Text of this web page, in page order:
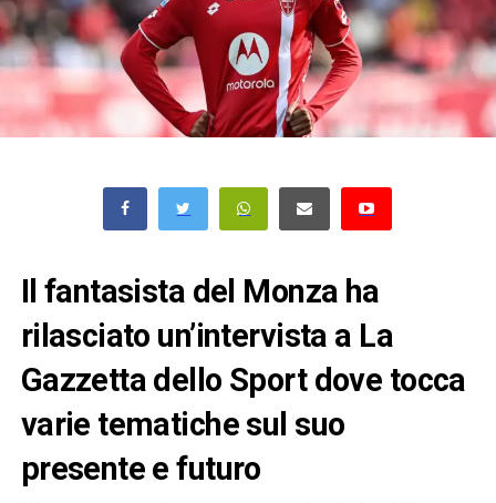
Il fantasista del Monza ha
rilasciato un’intervista a La
Gazzetta dello Sport dove tocca
varie tematiche sul suo
presente e futuro